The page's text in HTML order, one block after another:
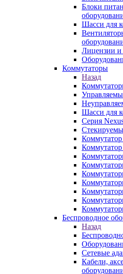
Блоки
Шасси для
Лицензии и
Коммутаторы
Назад
Шасси для
Серия
Коммутатор
Коммутатор
Беспроводное
Назад
Сетевые
Кабели,